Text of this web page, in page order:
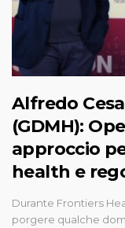
Alfredo
(GDMH):
approccio
health e
Durante Frontiers
porgere qualche